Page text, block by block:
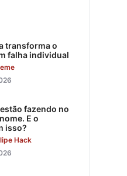
transforma o
falha individual
fazendo no
E o
isso?
Hack